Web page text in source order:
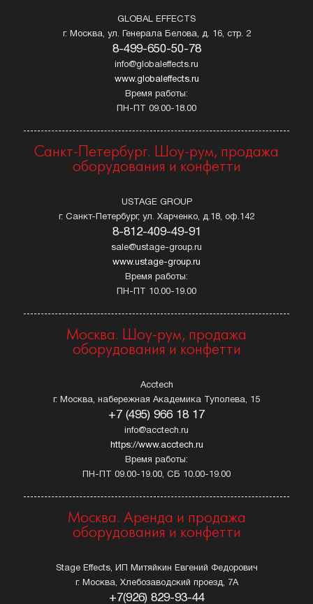
GLOBAL EFFECTS
г. Москва, ул. Генерала Белова, д. 16, стр. 2
8-499-650-50-78
info@globaleffects.ru
www.globaleffects.ru
Время работы:
ПН-ПТ 09.00-18.00
Санкт-Петербург. Шоу-рум, продажа
оборудования и конфетти
USTAGE GROUP
г. Санкт-Петербург, ул. Харченко, д.18, оф.142
8-812-409-49-91
sale@ustage-group.ru
www.ustage-group.ru
Время работы:
ПН-ПТ 10.00-19.00
Москва. Шоу-рум, продажа
оборудования и конфетти
Acctech
г. Москва, набережная Академика Туполева, 15
+7 (495) 966 18 17
info@acctech.ru
https://www.acctech.ru
Время работы:
ПН-ПТ 09.00-19.00, СБ 10.00-19.00
Москва. Аренда и продажа
оборудования и конфетти
Stage Effects, ИП Митяйкин Евгений Федорович
г. Москва, Хлебозаводский проезд, 7А
+7(926) 829-93-44